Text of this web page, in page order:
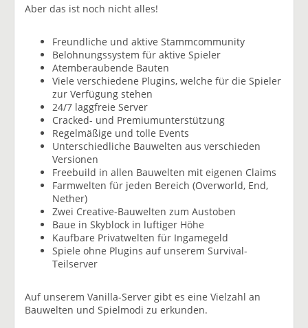
Aber das ist noch nicht alles!
Freundliche und aktive Stammcommunity
Belohnungssystem für aktive Spieler
Atemberaubende Bauten
Viele verschiedene Plugins, welche für die Spieler
zur Verfügung stehen
24/7 laggfreie Server
Cracked- und Premiumunterstützung
Regelmäßige und tolle Events
Unterschiedliche Bauwelten aus verschieden
Versionen
Freebuild in allen Bauwelten mit eigenen Claims
Farmwelten für jeden Bereich (Overworld, End,
Nether)
Zwei Creative-Bauwelten zum Austoben
Baue in Skyblock in luftiger Höhe
Kaufbare Privatwelten für Ingamegeld
Spiele ohne Plugins auf unserem Survival-
Teilserver
Auf unserem Vanilla-Server gibt es eine Vielzahl an
Bauwelten und Spielmodi zu erkunden.